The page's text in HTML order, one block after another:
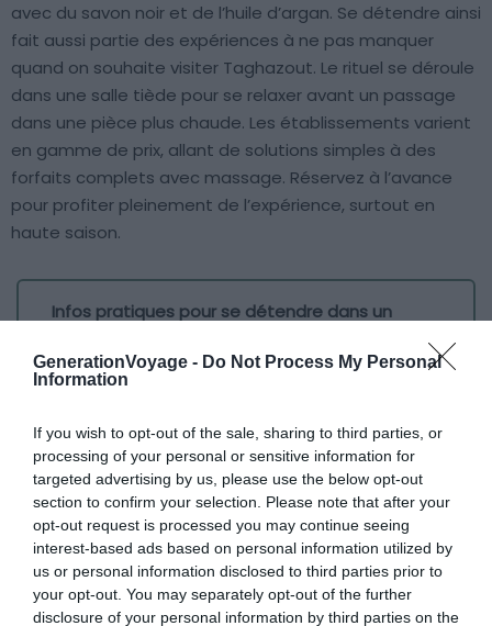
GenerationVoyage - Do Not Process My Personal
Information
If you wish to opt-out of the sale, sharing to third parties, or
processing of your personal or sensitive information for
targeted advertising by us, please use the below opt-out
section to confirm your selection. Please note that after your
opt-out request is processed you may continue seeing
interest-based ads based on personal information utilized by
us or personal information disclosed to third parties prior to
your opt-out. You may separately opt-out of the further
disclosure of your personal information by third parties on the
avec du savon noir et de l’huile d’argan. Se détendre ainsi
fait aussi partie des expériences à ne pas manquer
quand on souhaite visiter Taghazout. Le rituel se déroule
dans une salle tiède pour se relaxer avant un passage
dans une pièce plus chaude. Les établissements varient
en gamme de prix, allant de solutions simples à des
forfaits complets avec massage. Réservez à l’avance
pour profiter pleinement de l’expérience, surtout en
haute saison.
Infos pratiques pour se détendre dans un
📍Adresse: Bab Agnaou, 2 Derb Sedra,
Maps )
🕐Horaires d’ouverture: habituellement ouvert
de 10h à 20h, mais les horaires peuvent varier
6. Visiter Paradise Valley